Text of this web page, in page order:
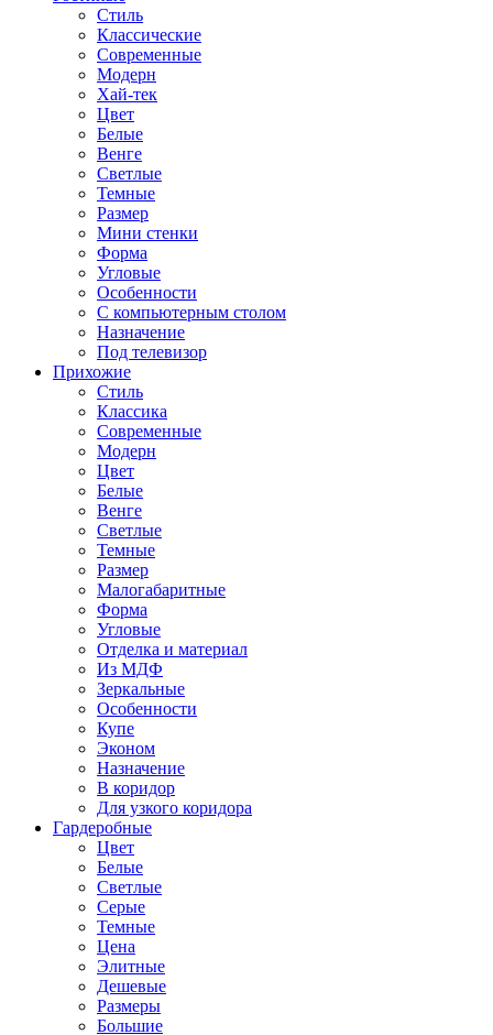
Стиль
Классические
Современные
Модерн
Хай-тек
Цвет
Белые
Венге
Светлые
Темные
Размер
Мини стенки
Форма
Угловые
Особенности
С компьютерным столом
Назначение
Под телевизор
Прихожие
Стиль
Классика
Современные
Модерн
Цвет
Белые
Венге
Светлые
Темные
Размер
Малогабаритные
Форма
Угловые
Отделка и материал
Из МДФ
Зеркальные
Особенности
Купе
Эконом
Назначение
В коридор
Для узкого коридора
Гардеробные
Цвет
Белые
Светлые
Серые
Темные
Цена
Элитные
Дешевые
Размеры
Большие